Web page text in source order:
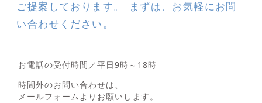
ご提案しております。 まずは、お気軽にお問
い合わせください。
お電話の受付時間／平日9時～18時
時間外のお問い合わせは、
メールフォームよりお願いします。